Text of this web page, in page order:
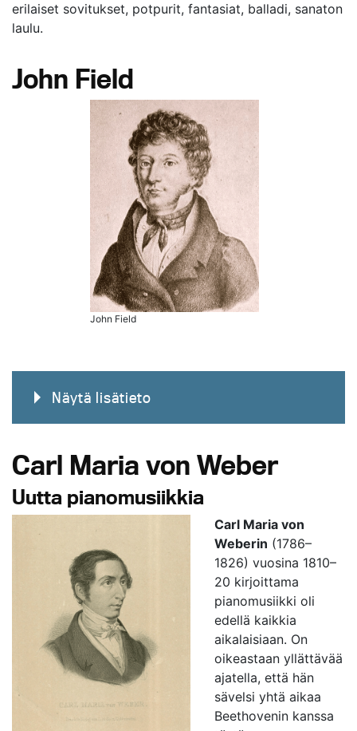
erilaiset sovitukset, potpurit, fantasiat, balladi, sanaton
laulu.
John Field
John Field
Näytä lisätieto
Carl Maria von Weber
Uutta pianomusiikkia
Carl Maria von
Weberin (1786–
1826) vuosina 1810–
20 kirjoittama
pianomusiikki oli
edellä kaikkia
aikalaisiaan. On
oikeastaan yllättävää
ajatella, että hän
sävelsi yhtä aikaa
Beethovenin kanssa